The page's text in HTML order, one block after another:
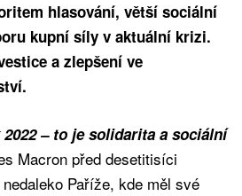
hlasování, větší sociální
kupní síly v aktuální krizi.
a zlepšení ve
– to je solidarita a sociální
Macron před desetitisíci
Paříže, kde měl své